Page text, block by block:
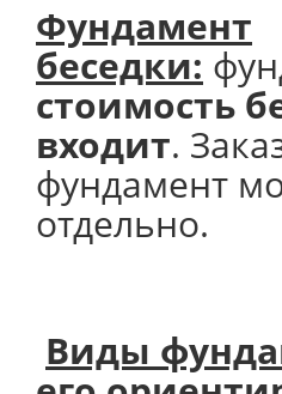
Фундамент
беседки:
стоимость
входит.
фундамент
отдельно.
Виды